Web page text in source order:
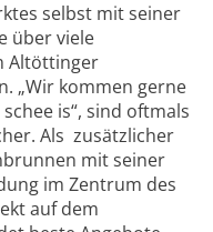
selbst mit seiner
über viele
Altöttinger
„Wir kommen gerne
is“, sind oftmals
Als zusätzlicher
mit seiner
im Zentrum des
auf dem